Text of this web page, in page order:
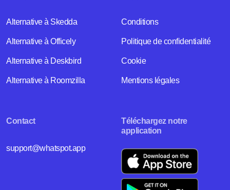
Alternative à Skedda
Alternative à Officely
Alternative à Deskbird
Alternative à Roomzilla
Conditions
Politique de confidentialité
Cookie
Mentions légales
Contact
support@whatspot.app
Téléchargez notre
application